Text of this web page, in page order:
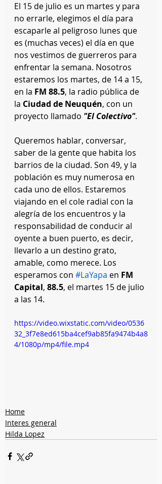
El 15 de julio es un martes y para
no errarle, elegimos el día para
escaparle al peligroso lunes que
es (muchas veces) el día en que
nos vestimos de guerreros para
enfrentar la semana. Nosotros
estaremos los martes, de 14 a 15,
en la FM 88.5, la radio pública de
la Ciudad de Neuquén, con un
proyecto llamado "El Colectivo".
Queremos hablar, conversar,
saber de la gente que habita los
barrios de la ciudad. Son 49, y la
población es muy numerosa en
cada uno de ellos. Estaremos
viajando en el cole radial con la
alegría de los encuentros y la
responsabilidad de conducir al
oyente a buen puerto, es decir,
llevarlo a un destino grato,
amable, como merece. Los
esperamos con #LaYapa en FM
Capital, 88.5, el martes 15 de julio
a las 14.
https://video.wixstatic.com/video/0536
32_3f7e8ed615ba4cef9ab85fa9474b4a8
4/1080p/mp4/file.mp4
Home
Interes general
Hilda Lopez